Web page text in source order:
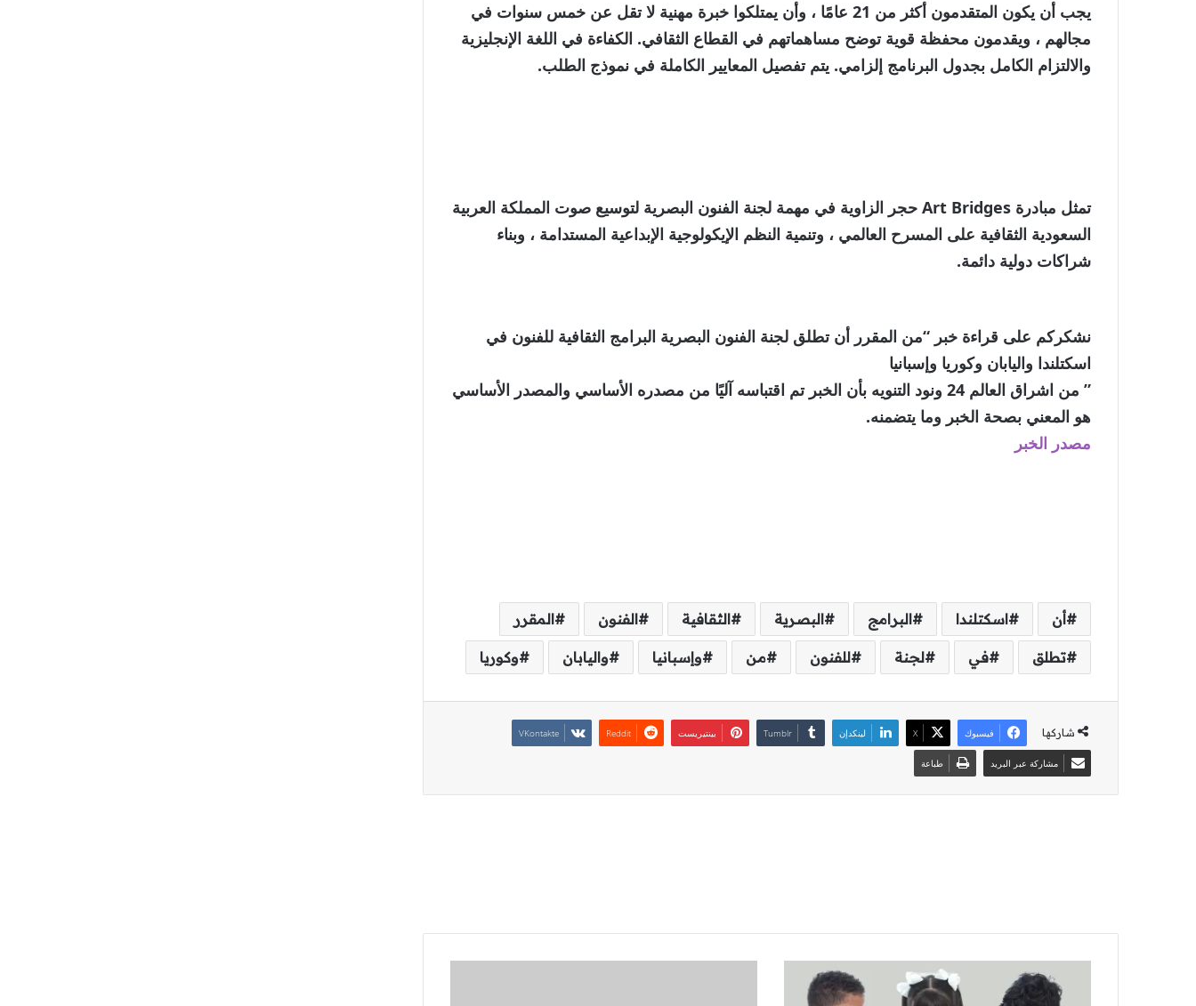
يجب أن يكون المتقدمون أكثر من 21 عامًا ، وأن يمتلكوا خبرة مهنية لا تقل عن خمس سنوات في
مجالهم ، ويقدمون محفظة قوية توضح مساهماتهم في القطاع الثقافي. الكفاءة في اللغة الإنجليزية
والالتزام الكامل بجدول البرنامج إلزامي. يتم تفصيل المعايير الكاملة في نموذج الطلب.
تمثل مبادرة Art Bridges حجر الزاوية في مهمة لجنة الفنون البصرية لتوسيع صوت المملكة العربية
السعودية الثقافية على المسرح العالمي ، وتنمية النظم الإيكولوجية الإبداعية المستدامة ، وبناء
شراكات دولية دائمة.
نشكركم على قراءة خبر “من المقرر أن تطلق لجنة الفنون البصرية البرامج الثقافية للفنون في
اسكتلندا واليابان وكوريا وإسبانيا
” من اشراق العالم 24 ونود التنويه بأن الخبر تم اقتباسه آليًا من مصدره الأساسي والمصدر الأساسي
هو المعني بصحة الخبر وما يتضمنه.
مصدر الخبر
أن اسكتلندا البرامج البصرية الثقافية الفنون المقرر
تطلق في لجنة للفنون من وإسبانيا واليابان وكوريا
شاركها فيسبوك ‫X لينكدإن بينتيريست
مشاركة عبر البريد طباعة
«التربية»
تعلن